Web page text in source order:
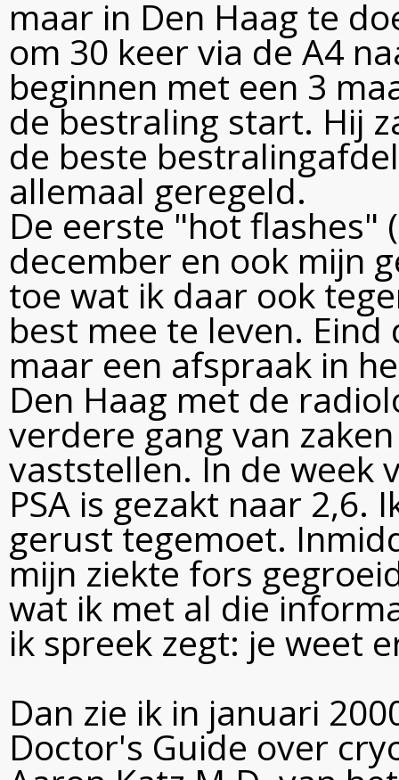
maar in Den Haag te
om 30 keer via de A4
beginnen met een 3
de bestraling start. Hij
de beste
allemaal geregeld.
De eerste "hot flashes"
december en ook mijn
toe wat ik daar ook
best mee te leven.
maar een afspraak in
Den Haag met de
verdere gang van
vaststellen. In de week
PSA is gezakt naar 2,6.
gerust tegemoet.
mijn ziekte fors
wat ik met al die
ik spreek zegt: je weet
Dan zie ik in januari
Doctor's Guide over